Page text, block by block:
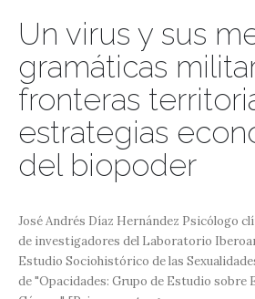
Un virus y sus
gramáticas
fronteras
estrategias
del biopoder
José Andrés Díaz Hernández Psicólogo
de investigadores del Laboratorio
Estudio Sociohistórico de las
de "Opacidades: Grupo de Estudio sobre